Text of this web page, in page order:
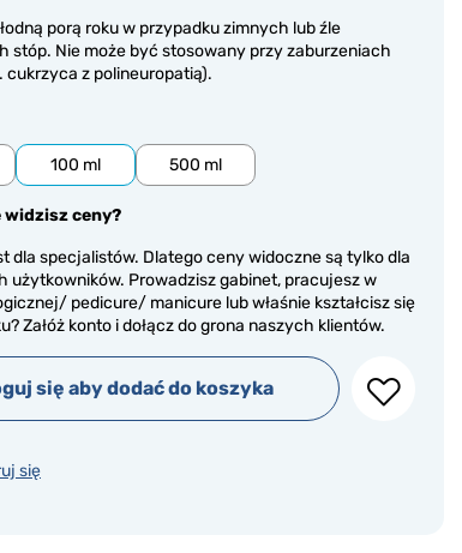
porą roku w przypadku zimnych lub źle
stóp. Nie może być stosowany przy zaburzeniach
cukrzyca z polineuropatią).
100 ml 500 ml
widzisz ceny?
dla specjalistów. Dlatego ceny widoczne są tylko dla
użytkowników. Prowadzisz gabinet, pracujesz w
pedicure/ manicure lub właśnie kształcisz się
Załóż konto i dołącz do grona naszych klientów.
się aby dodać do koszyka
się